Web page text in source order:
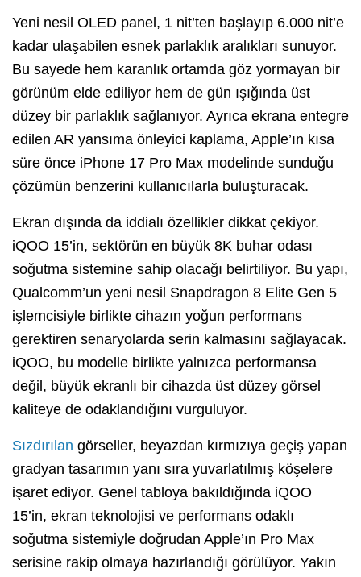
Yeni nesil OLED panel, 1 nit’ten başlayıp 6.000 nit’e
kadar ulaşabilen esnek parlaklık aralıkları sunuyor.
Bu sayede hem karanlık ortamda göz yormayan bir
görünüm elde ediliyor hem de gün ışığında üst
düzey bir parlaklık sağlanıyor. Ayrıca ekrana entegre
edilen AR yansıma önleyici kaplama, Apple’ın kısa
süre önce iPhone 17 Pro Max modelinde sunduğu
çözümün benzerini kullanıcılarla buluşturacak.
Ekran dışında da iddialı özellikler dikkat çekiyor.
iQOO 15’in, sektörün en büyük 8K buhar odası
soğutma sistemine sahip olacağı belirtiliyor. Bu yapı,
Qualcomm’un yeni nesil Snapdragon 8 Elite Gen 5
işlemcisiyle birlikte cihazın yoğun performans
gerektiren senaryolarda serin kalmasını sağlayacak.
iQOO, bu modelle birlikte yalnızca performansa
değil, büyük ekranlı bir cihazda üst düzey görsel
kaliteye de odaklandığını vurguluyor.
Sızdırılan görseller, beyazdan kırmızıya geçiş yapan
gradyan tasarımın yanı sıra yuvarlatılmış köşelere
işaret ediyor. Genel tabloya bakıldığında iQOO
15’in, ekran teknolojisi ve performans odaklı
soğutma sistemiyle doğrudan Apple’ın Pro Max
serisine rakip olmaya hazırlandığı görülüyor. Yakın